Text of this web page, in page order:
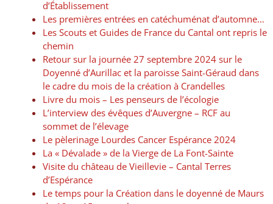
d’Établissement
Les premières entrées en catéchuménat d’automne…
Les Scouts et Guides de France du Cantal ont repris le
chemin
Retour sur la journée 27 septembre 2024 sur le
Doyenné d’Aurillac et la paroisse Saint-Géraud dans
le cadre du mois de la création à Crandelles
Livre du mois – Les penseurs de l’écologie
L’interview des évêques d’Auvergne – RCF au
sommet de l’élevage
Le pèlerinage Lourdes Cancer Espérance 2024
La « Dévalade » de la Vierge de La Font-Sainte
Visite du château de Vieillevie – Cantal Terres
d’Espérance
Le temps pour la Création dans le doyenné de Maurs